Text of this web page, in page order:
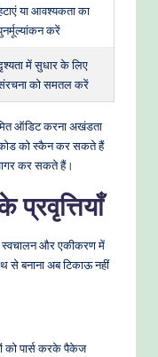
या आवश्यकता का
करें
में सुधार के लिए
को समतल करें
ऑडिट करना अखंडता
को स्कैन कर सकते हैं
कर सकते हैं।
प्रवृत्तियाँ
स्वचालन और एकीकरण में
से बनाना अब टिकाऊ नहीं
को पार्स करके पैकेज